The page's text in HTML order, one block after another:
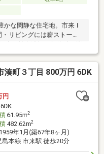
な閑静な住宅地。市来Ｉ
・リビングには薪ストー
台可、土地100坪以上、南
、庭１０坪以上、田園風
便座、ロフト、浴室に窓、
通風良好、ウッドデッキ、
め
湊町３丁目 800万円 6DK
円
6DK
61.95m2
482.62m2
1959年1月(築67年8ヶ月)
島本線 市来駅 徒歩20分